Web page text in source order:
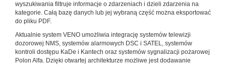
wyszukiwania filtruje informacje o zdarzeniach i dzieli zdarzenia na
kategorie. Całą bazę danych lub jej wybraną część można eksportować
do pliku PDF.
Aktualnie system VENO umożliwia integrację systemów telewizji
dozorowej NMS, systemów alarmowych DSC i SATEL, systemów
kontroli dostępu KaDe i Kantech oraz systemów sygnalizacji pożarowej
Polon Alfa. Dzięki otwartej architekturze możliwe jest dodawanie